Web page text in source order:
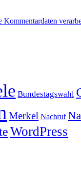
Kommentardaten
Bundestagswahl
Merkel Nachruf
WordPress